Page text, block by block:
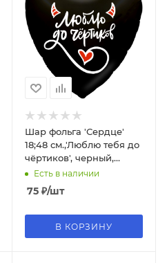
Шар фольга 'Сердце'
18;48 см.,'Люблю тебя до
чёртиков', черный,
757895
Есть в наличии
75 ₽/шт
В КОРЗИНУ